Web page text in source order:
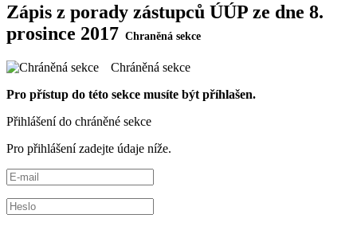
Zápis z porady zástupců ÚÚP ze dne 8.
prosince 2017
Chráněná sekce
Pro přístup do této sekce musíte být příhlašen.
Přihlášení do chráněné sekce
Pro přihlášení zadejte údaje níže.